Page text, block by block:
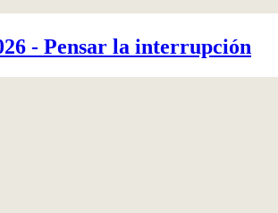
- Pensar la interrupción